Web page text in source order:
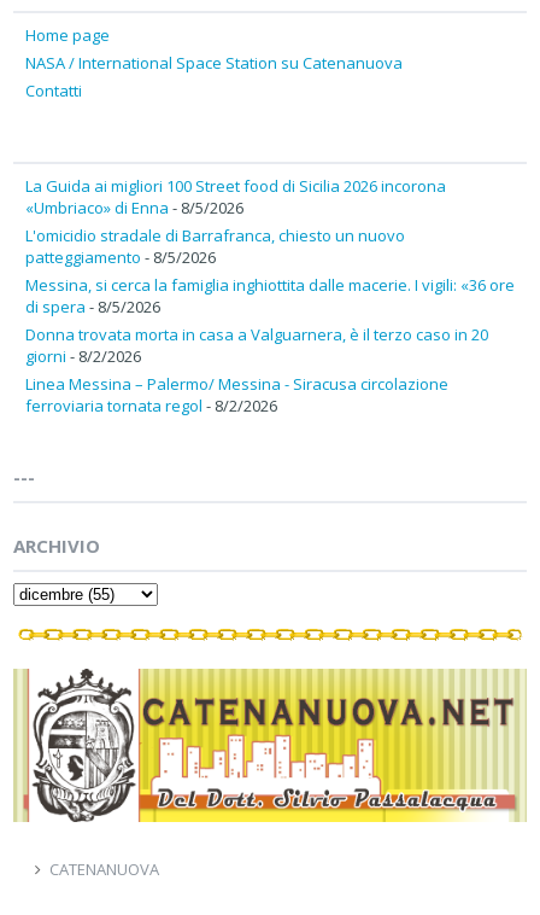
Home page
NASA / International Space Station su Catenanuova
Contatti
La Guida ai migliori 100 Street food di Sicilia 2026 incorona
«Umbriaco» di Enna - 8/5/2026
L'omicidio stradale di Barrafranca, chiesto un nuovo
patteggiamento - 8/5/2026
Messina, si cerca la famiglia inghiottita dalle macerie. I vigili: «36 ore
di spera - 8/5/2026
Donna trovata morta in casa a Valguarnera, è il terzo caso in 20
giorni - 8/2/2026
Linea Messina – Palermo/ Messina - Siracusa circolazione
ferroviaria tornata regol - 8/2/2026
---
ARCHIVIO
CATENANUOVA